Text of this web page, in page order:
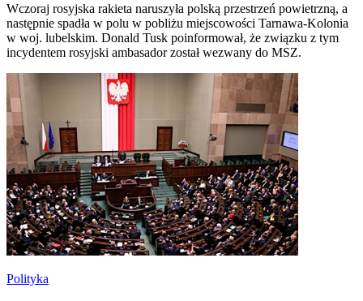
Wczoraj rosyjska rakieta naruszyła polską przestrzeń powietrzną, a
następnie spadła w polu w pobliżu miejscowości Tarnawa-Kolonia
w woj. lubelskim. Donald Tusk poinformował, że związku z tym
incydentem rosyjski ambasador został wezwany do MSZ.
Polityka